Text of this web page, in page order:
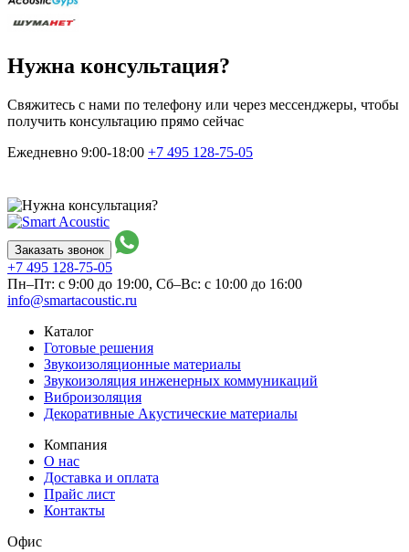
Нужна консультация?
Свяжитесь с нами по телефону или через мессенджеры, чтобы
получить консультацию прямо сейчас
Ежедневно 9:00-18:00 +7 495 128-75-05
Заказать звонок
+7 495 128-75-05
Пн–Пт: с 9:00 до 19:00, Сб–Вс: с 10:00 до 16:00
info@smartacoustic.ru
Каталог
Готовые решения
Звукоизоляционные материалы
Звукоизоляция инженерных коммуникаций
Виброизоляция
Декоративные Акустические материалы
Компания
О нас
Доставка и оплата
Прайс лист
Контакты
Офис